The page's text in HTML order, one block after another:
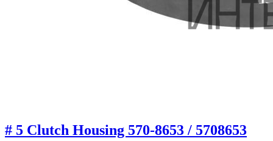
# 5 Clutch Housing 570-8653 / 5708653